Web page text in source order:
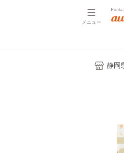
メニュー
静岡